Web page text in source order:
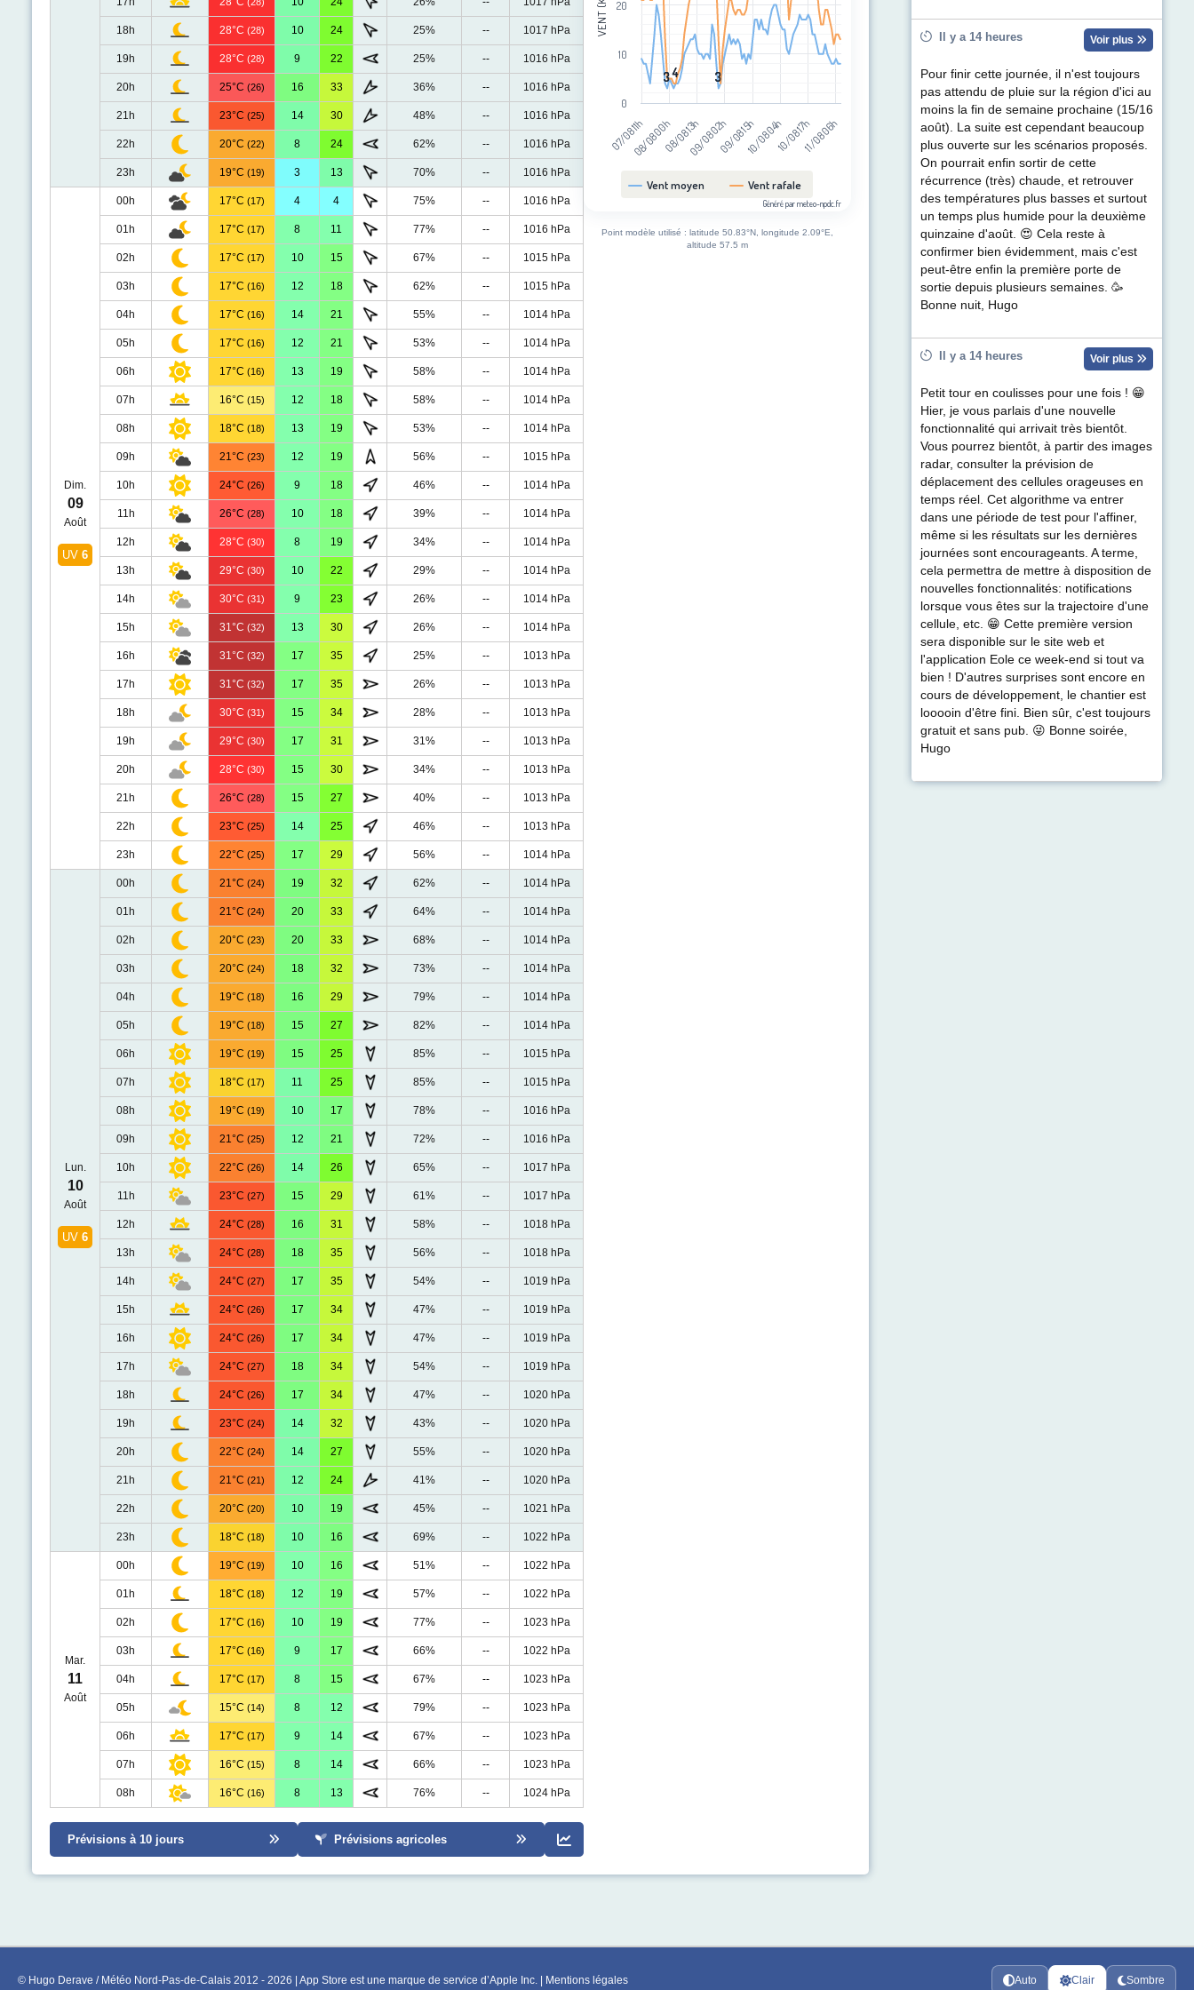
18h 28°C (28) 10 24 25% -- 1017 hPa
19h 28°C (28) 9 22 25% -- 1016 hPa
20h 25°C (26) 16 33 36% -- 1016 hPa
21h 23°C (25) 14 30 48% -- 1016 hPa
22h 20°C (22) 8 24 62% -- 1016 hPa
23h 19°C (19) 3 13 70% -- 1016 hPa
Dim.
09
Août
UV 6
00h 17°C (17) 4 4 75% -- 1016 hPa
01h 17°C (17) 8 11 77% -- 1016 hPa
02h 17°C (17) 10 15 67% -- 1015 hPa
03h 17°C (16) 12 18 62% -- 1015 hPa
04h 17°C (16) 14 21 55% -- 1014 hPa
05h 17°C (16) 12 21 53% -- 1014 hPa
06h 17°C (16) 13 19 58% -- 1014 hPa
07h 16°C (15) 12 18 58% -- 1014 hPa
08h 18°C (18) 13 19 53% -- 1014 hPa
09h 21°C (23) 12 19 56% -- 1015 hPa
10h 24°C (26) 9 18 46% -- 1014 hPa
11h 26°C (28) 10 18 39% -- 1014 hPa
12h 28°C (30) 8 19 34% -- 1014 hPa
13h 29°C (30) 10 22 29% -- 1014 hPa
14h 30°C (31) 9 23 26% -- 1014 hPa
15h 31°C (32) 13 30 26% -- 1014 hPa
16h 31°C (32) 17 35 25% -- 1013 hPa
17h 31°C (32) 17 35 26% -- 1013 hPa
18h 30°C (31) 15 34 28% -- 1013 hPa
19h 29°C (30) 17 31 31% -- 1013 hPa
20h 28°C (30) 15 30 34% -- 1013 hPa
21h 26°C (28) 15 27 40% -- 1013 hPa
22h 23°C (25) 14 25 46% -- 1013 hPa
23h 22°C (25) 17 29 56% -- 1014 hPa
Lun.
10
Août
UV 6
00h 21°C (24) 19 32 62% -- 1014 hPa
01h 21°C (24) 20 33 64% -- 1014 hPa
02h 20°C (23) 20 33 68% -- 1014 hPa
03h 20°C (24) 18 32 73% -- 1014 hPa
04h 19°C (18) 16 29 79% -- 1014 hPa
05h 19°C (18) 15 27 82% -- 1014 hPa
06h 19°C (19) 15 25 85% -- 1015 hPa
07h 18°C (17) 11 25 85% -- 1015 hPa
08h 19°C (19) 10 17 78% -- 1016 hPa
09h 21°C (25) 12 21 72% -- 1016 hPa
10h 22°C (26) 14 26 65% -- 1017 hPa
11h 23°C (27) 15 29 61% -- 1017 hPa
12h 24°C (28) 16 31 58% -- 1018 hPa
13h 24°C (28) 18 35 56% -- 1018 hPa
14h 24°C (27) 17 35 54% -- 1019 hPa
15h 24°C (26) 17 34 47% -- 1019 hPa
16h 24°C (26) 17 34 47% -- 1019 hPa
17h 24°C (27) 18 34 54% -- 1019 hPa
18h 24°C (26) 17 34 47% -- 1020 hPa
19h 23°C (24) 14 32 43% -- 1020 hPa
20h 22°C (24) 14 27 55% -- 1020 hPa
21h 21°C (21) 12 24 41% -- 1020 hPa
22h 20°C (20) 10 19 45% -- 1021 hPa
23h 18°C (18) 10 16 69% -- 1022 hPa
Mar.
11
Août
00h 19°C (19) 10 16 51% -- 1022 hPa
01h 18°C (18) 12 19 57% -- 1022 hPa
02h 17°C (16) 10 19 77% -- 1023 hPa
03h 17°C (16) 9 17 66% -- 1022 hPa
04h 17°C (17) 8 15 67% -- 1023 hPa
05h 15°C (14) 8 12 79% -- 1023 hPa
06h 17°C (17) 9 14 67% -- 1023 hPa
07h 16°C (15) 8 14 66% -- 1023 hPa
08h 16°C (16) 8 13 76% -- 1024 hPa
Prévisions à 10 jours Prévisions agricoles
3
3 3
3
4
4
Vent moyen Vent rafale
07/08 11h08/08 00h08/08 13h09/08 02h09/08 15h10/08 04h10/08 17h11/08 06h
0
10
20
Généré par meteo-npdc.fr
Point modèle utilisé : latitude 50.83°N, longitude 2.09°E,
altitude 57.5 m
Il y a 14 heures Voir plus
Pour finir cette journée, il n'est toujours
pas attendu de pluie sur la région d'ici au
moins la fin de semaine prochaine (15/16
août). La suite est cependant beaucoup
plus ouverte sur les scénarios proposés.
On pourrait enfin sortir de cette
récurrence (très) chaude, et retrouver
des températures plus basses et surtout
un temps plus humide pour la deuxième
quinzaine d'août. 😍 Cela reste à
confirmer bien évidemment, mais c'est
peut-être enfin la première porte de
sortie depuis plusieurs semaines. 🥳
Bonne nuit, Hugo
Il y a 14 heures Voir plus
Petit tour en coulisses pour une fois ! 😁
Hier, je vous parlais d'une nouvelle
fonctionnalité qui arrivait très bientôt.
Vous pourrez bientôt, à partir des images
radar, consulter la prévision de
déplacement des cellules orageuses en
temps réel. Cet algorithme va entrer
dans une période de test pour l'affiner,
même si les résultats sur les dernières
journées sont encourageants. A terme,
cela permettra de mettre à disposition de
nouvelles fonctionnalités: notifications
lorsque vous êtes sur la trajectoire d'une
cellule, etc. 😁 Cette première version
sera disponible sur le site web et
l'application Eole ce week-end si tout va
bien ! D'autres surprises sont encore en
cours de développement, le chantier est
looooin d'être fini. Bien sûr, c'est toujours
gratuit et sans pub. 😜 Bonne soirée,
Hugo
© Hugo Derave / Météo Nord-Pas-de-Calais 2012 - 2026 | App Store est une marque de service d’Apple Inc. | Mentions légales Auto Clair Sombre